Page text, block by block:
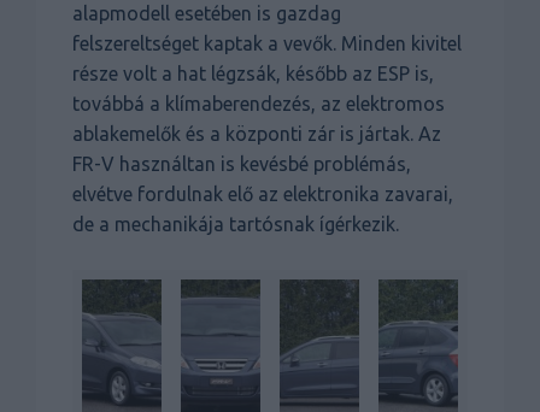
alapmodell esetében is gazdag
felszereltséget kaptak a vevők. Minden kivitel
része volt a hat légzsák, később az ESP is,
továbbá a klímaberendezés, az elektromos
ablakemelők és a központi zár is jártak. Az
FR-V használtan is kevésbé problémás,
elvétve fordulnak elő az elektronika zavarai,
de a mechanikája tartósnak ígérkezik.